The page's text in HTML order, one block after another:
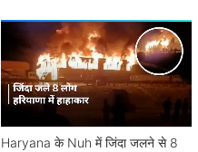
Haryana के Nuh में जिंदा जलने से 8